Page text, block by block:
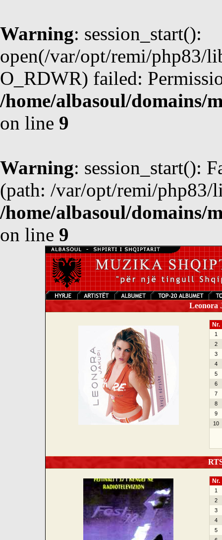
Warning: session_start():
open(/var/opt/remi/php83/
O_RDWR) failed:
/home/albasoul/domains/
on line 9
Warning: session_start():
(path: /var/opt/remi/php83/
/home/albasoul/domains/
on line 9
Leonora
Nr.
1
2
3
4
5
6
7
8
9
10
Nr.
1
2
3
4
5